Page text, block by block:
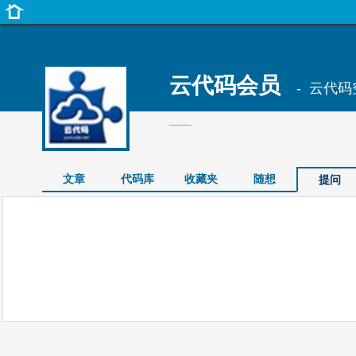
云代码会员 - 云代码
——
文章 代码库 收藏夹 随想 提问